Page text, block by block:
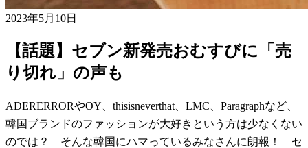
2023年5月10日
【話題】セブン新発売おむすびに「売
り切れ」の声も
ADERERRORやOY、thisisneverthat、LMC、Paragraphなど、
韓国ブランドのファッションが大好きという方は少なくない
のでは？ そんな韓国にハマっているみなさんに朗報！ セ